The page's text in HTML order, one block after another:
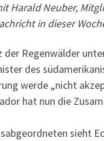
Harald Neuber,
in dieser
der Regenwälder
des
werde „nicht
hat nun die
sieht